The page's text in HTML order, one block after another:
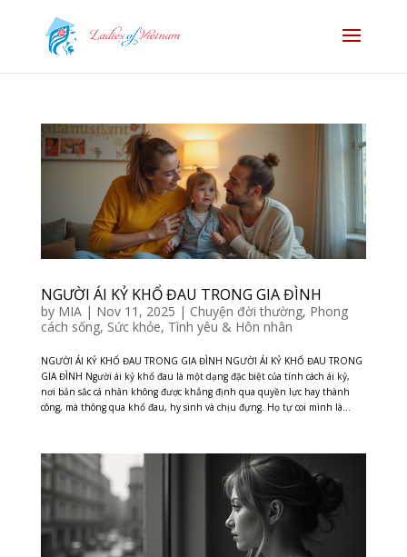
NGƯỜI ÁI KỶ KHỔ ĐAU TRONG GIA ĐÌNH
by MIA| Nov 11, 2025 | Chuyện đời thường, Phong
cách sống, Sức khỏe, Tình yêu & Hôn nhân
NGƯỜI ÁI KỶ KHỔ ĐAU TRONG GIA ĐÌNH NGƯỜI ÁI KỶ KHỔ ĐAU TRONG
GIA ĐÌNH Người ái kỷ khổ đau là một dạng đặc biệt của tính cách ái kỷ,
nơi bản sắc cá nhân không được khẳng định qua quyền lực hay thành
công, mà thông qua khổ đau, hy sinh và chịu đựng. Họ tự coi mình là...